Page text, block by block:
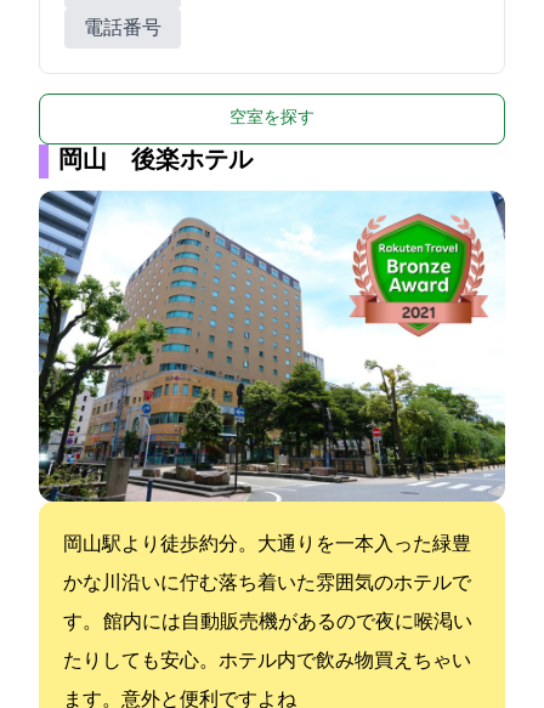
電話番号
空室を探す
岡山 後楽ホテル
岡山駅より徒歩約5分。大通りを一本入った緑豊
かな川沿いに佇む落ち着いた雰囲気のホテルで
す。 館内には自動販売機があるので夜に喉渇い
たりしても安心。ホテル内で飲み物買えちゃい
ます。意外と便利ですよね